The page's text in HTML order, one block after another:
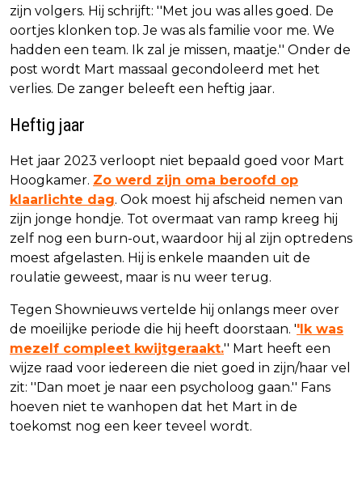
zijn volgers. Hij schrijft: ''Met jou was alles goed. De
oortjes klonken top. Je was als familie voor me. We
hadden een team. Ik zal je missen, maatje.'' Onder de
post wordt Mart massaal gecondoleerd met het
verlies. De zanger beleeft een heftig jaar.
Heftig jaar
Het jaar 2023 verloopt niet bepaald goed voor Mart
Hoogkamer. Zo werd zijn oma beroofd op
klaarlichte dag. Ook moest hij afscheid nemen van
zijn jonge hondje. Tot overmaat van ramp kreeg hij
zelf nog een burn-out, waardoor hij al zijn optredens
moest afgelasten. Hij is enkele maanden uit de
roulatie geweest, maar is nu weer terug.
Tegen Shownieuws vertelde hij onlangs meer over
de moeilijke periode die hij heeft doorstaan. ''Ik was
mezelf compleet kwijtgeraakt.'' Mart heeft een
wijze raad voor iedereen die niet goed in zijn/haar vel
zit: ''Dan moet je naar een psycholoog gaan.'' Fans
hoeven niet te wanhopen dat het Mart in de
toekomst nog een keer teveel wordt.